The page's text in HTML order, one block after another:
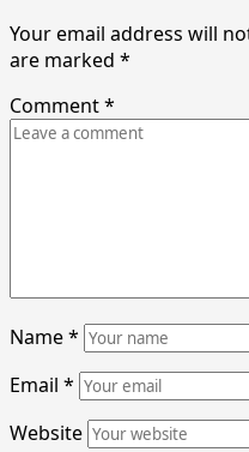
Your email address will
are marked *
Comment*
Name*
Email *
Website